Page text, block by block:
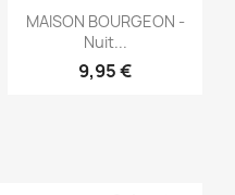
Aperçu rapide
MAISON BOURGEON -
Nuit...
9,95 €